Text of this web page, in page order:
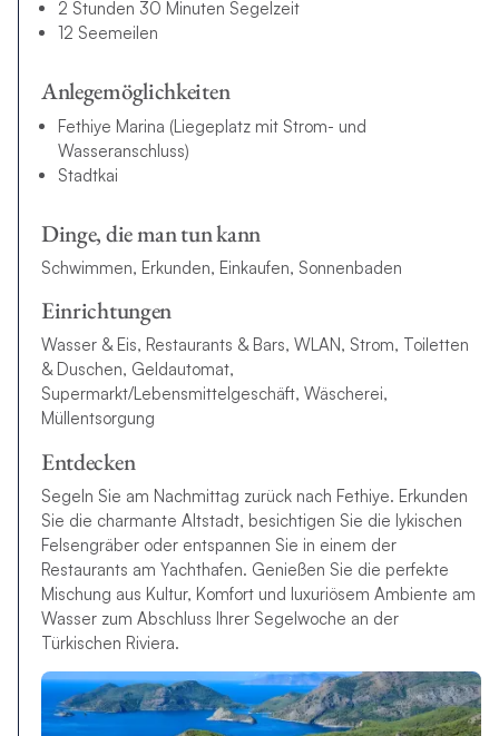
2 Stunden 30 Minuten Segelzeit
12 Seemeilen
Anlegemöglichkeiten
Fethiye Marina (Liegeplatz mit Strom- und
Wasseranschluss)
Stadtkai
Dinge, die man tun kann
Schwimmen, Erkunden, Einkaufen, Sonnenbaden
Einrichtungen
Wasser & Eis, Restaurants & Bars, WLAN, Strom, Toiletten
& Duschen, Geldautomat,
Supermarkt/Lebensmittelgeschäft, Wäscherei,
Müllentsorgung
Entdecken
Segeln Sie am Nachmittag zurück nach Fethiye. Erkunden
Sie die charmante Altstadt, besichtigen Sie die lykischen
Felsengräber oder entspannen Sie in einem der
Restaurants am Yachthafen. Genießen Sie die perfekte
Mischung aus Kultur, Komfort und luxuriösem Ambiente am
Wasser zum Abschluss Ihrer Segelwoche an der
Türkischen Riviera.